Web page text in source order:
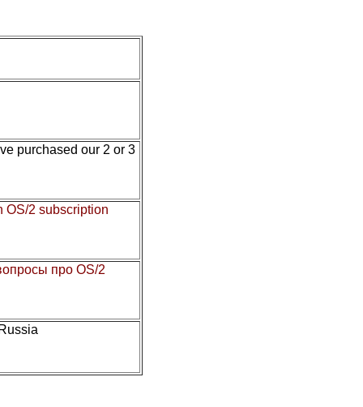
purchased our 2 or 3
OS/2 subscription
про OS/2